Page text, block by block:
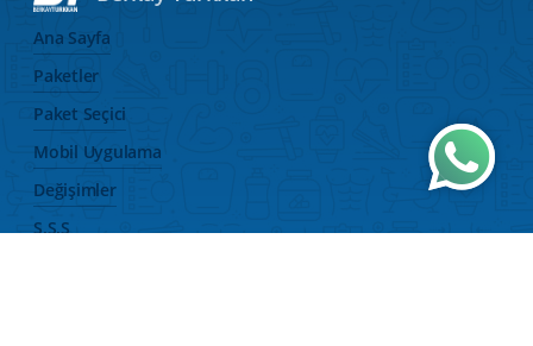
Ana Sayfa
Paketler
Paket Seçici
Mobil Uygulama
Değişimler
S.S.S